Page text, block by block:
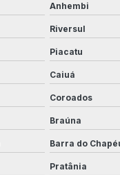
Anhembi
Riversul
Piacatu
Caiuá
Coroados
Braúna
Barra do
Pratânia